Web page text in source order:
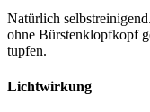
Natürlich
ohne Bürstenklopfkopf
tupfen.
Lichtwirkung